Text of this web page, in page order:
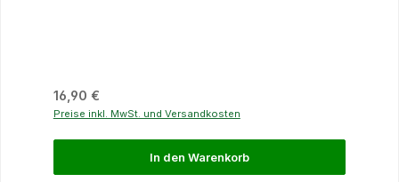
Regulärer Preis:
16,90 €
Preise inkl. MwSt. und Versandkosten
In den Warenkorb